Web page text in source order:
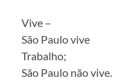
Vive –
São Paulo vive
Trabalho;
São Paulo não vive.